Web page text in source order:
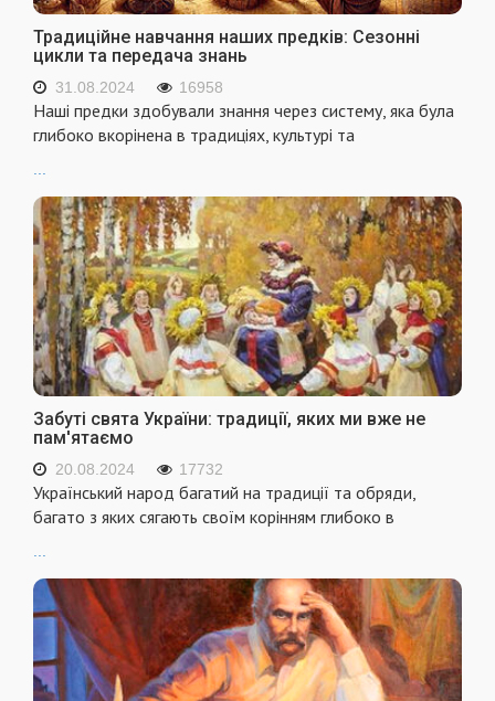
Традиційне навчання наших предків: Сезонні
цикли та передача знань
31.08.2024 16958
Наші предки здобували знання через систему, яка була
глибоко вкорінена в традиціях, культурі та
...
Забуті свята України: традиції, яких ми вже не
пам'ятаємо
20.08.2024 17732
Український народ багатий на традиції та обряди,
багато з яких сягають своїм корінням глибоко в